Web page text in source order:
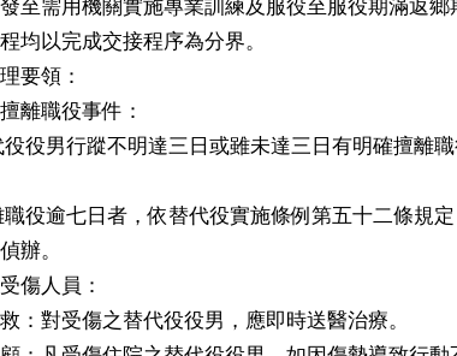
至需用機關實施專業訓練及服役至服役期滿返鄉
均以完成交接程序為分界。
要領：
離職役事件：
役役男行蹤不明達三日或雖未達三日有明確擅離
職役逾七日者，依替代役實施條例第五十二條規定
辦。
傷人員：
：對受傷之替代役役男，應即時送醫治療。